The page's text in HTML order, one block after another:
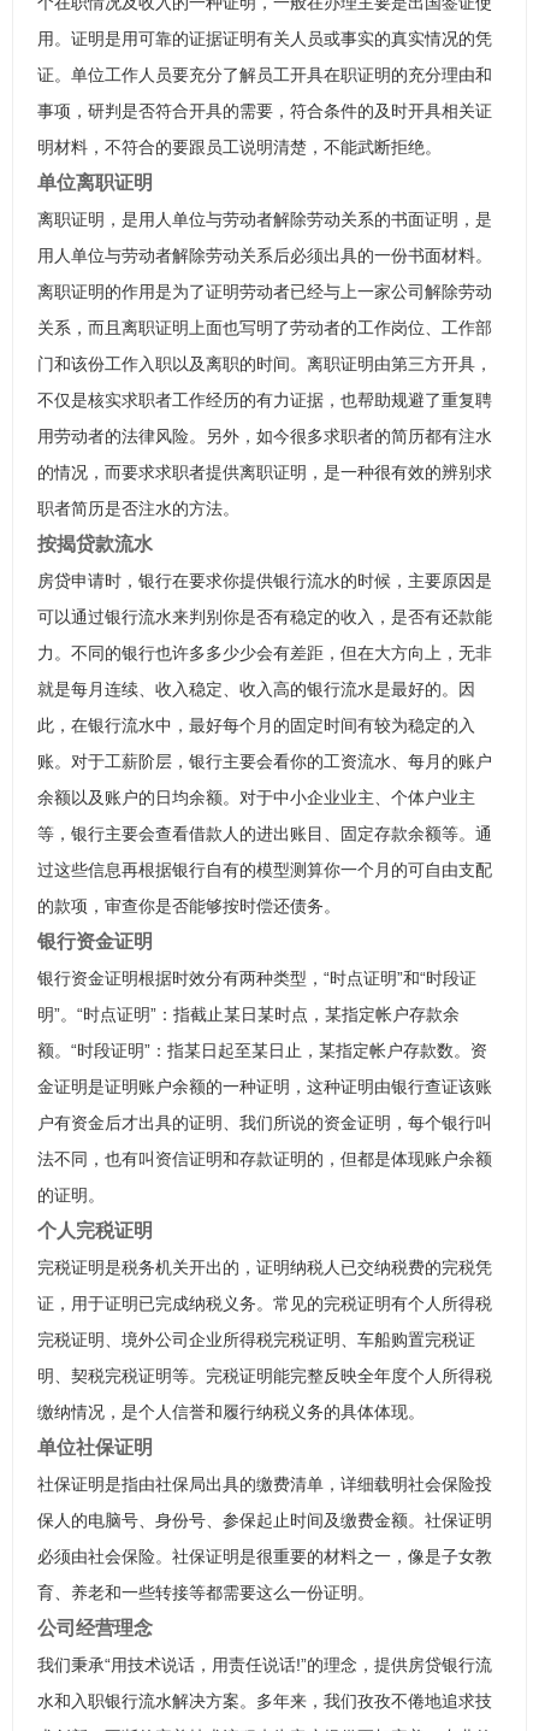
用。证明是用可靠的证据证明有关人员或事实的真实情况的凭
证。单位工作人员要充分了解员工开具在职证明的充分理由和
事项，研判是否符合开具的需要，符合条件的及时开具相关证
明材料，不符合的要跟员工说明清楚，不能武断拒绝。
单位离职证明
离职证明，是用人单位与劳动者解除劳动关系的书面证明，是
用人单位与劳动者解除劳动关系后必须出具的一份书面材料。
离职证明的作用是为了证明劳动者已经与上一家公司解除劳动
关系，而且离职证明上面也写明了劳动者的工作岗位、工作部
门和该份工作入职以及离职的时间。离职证明由第三方开具，
不仅是核实求职者工作经历的有力证据，也帮助规避了重复聘
用劳动者的法律风险。另外，如今很多求职者的简历都有注水
的情况，而要求求职者提供离职证明，是一种很有效的辨别求
职者简历是否注水的方法。
按揭贷款流水
房贷申请时，银行在要求你提供银行流水的时候，主要原因是
可以通过银行流水来判别你是否有稳定的收入，是否有还款能
力。不同的银行也许多多少少会有差距，但在大方向上，无非
就是每月连续、收入稳定、收入高的银行流水是最好的。因
此，在银行流水中，最好每个月的固定时间有较为稳定的入
账。对于工薪阶层，银行主要会看你的工资流水、每月的账户
余额以及账户的日均余额。对于中小企业业主、个体户业主
等，银行主要会查看借款人的进出账目、固定存款余额等。通
过这些信息再根据银行自有的模型测算你一个月的可自由支配
的款项，审查你是否能够按时偿还债务。
银行资金证明
银行资金证明根据时效分有两种类型，“时点证明”和“时段证
明”。“时点证明”：指截止某日某时点，某指定帐户存款余
额。“时段证明”：指某日起至某日止，某指定帐户存款数。资
金证明是证明账户余额的一种证明，这种证明由银行查证该账
户有资金后才出具的证明、我们所说的资金证明，每个银行叫
法不同，也有叫资信证明和存款证明的，但都是体现账户余额
的证明。
个人完税证明
完税证明是税务机关开出的，证明纳税人已交纳税费的完税凭
证，用于证明已完成纳税义务。常见的完税证明有个人所得税
完税证明、境外公司企业所得税完税证明、车船购置完税证
明、契税完税证明等。完税证明能完整反映全年度个人所得税
缴纳情况，是个人信誉和履行纳税义务的具体体现。
单位社保证明
社保证明是指由社保局出具的缴费清单，详细载明社会保险投
保人的电脑号、身份号、参保起止时间及缴费金额。社保证明
必须由社会保险。社保证明是很重要的材料之一，像是子女教
育、养老和一些转接等都需要这么一份证明。
公司经营理念
我们秉承“用技术说话，用责任说话!”的理念，提供房贷银行流
水和入职银行流水解决方案。多年来，我们孜孜不倦地追求技